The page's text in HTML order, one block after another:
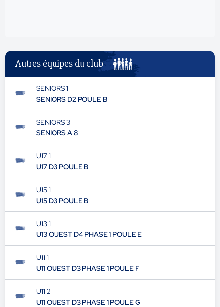
Autres équipes du club
SENIORS 1
SENIORS D2 POULE B
SENIORS 3
SENIORS A 8
U17 1
U17 D3 POULE B
U15 1
U15 D3 POULE B
U13 1
U13 OUEST D4 PHASE 1 POULE E
U11 1
U11 OUEST D3 PHASE 1 POULE F
U11 2
U11 OUEST D3 PHASE 1 POULE G